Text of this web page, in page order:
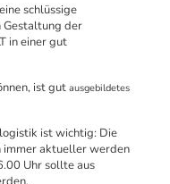
schlüssige
Gestaltung der
in einer gut
ist gutausgebildetes
ist wichtig: Die
aktueller werden
Uhr sollte aus